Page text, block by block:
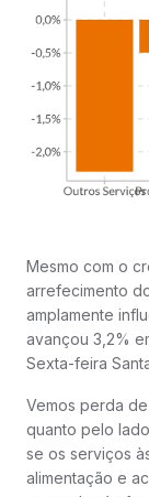
Mesmo com o
arrefecimento
amplamente
avançou 3,2%
Sexta-feira
Vemos perda
quanto pelo
se os serviços
alimentação e